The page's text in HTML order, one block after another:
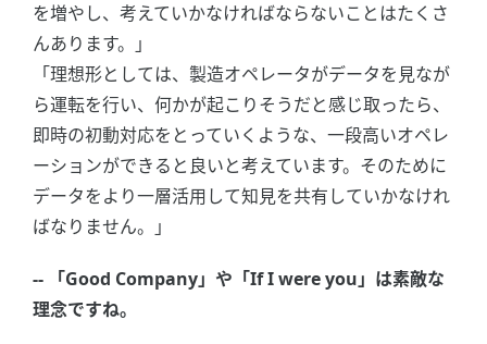
を増やし、考えていかなければならないことはたくさ
んあります。」
「理想形としては、製造オペレータがデータを見なが
ら運転を行い、何かが起こりそうだと感じ取ったら、
即時の初動対応をとっていくような、一段高いオペレ
ーションができると良いと考えています。そのために
データをより一層活用して知見を共有していかなけれ
ばなりません。」
-- 「Good Company」や「If I were you」は素敵な
理念ですね。